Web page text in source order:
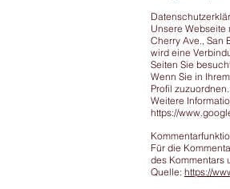
Unsere Webseite
Cherry Ave., San
wird eine
Seiten Sie
Wenn Sie in
Profil
Weitere
https://
Für die
des Kommentars
Quelle: https://